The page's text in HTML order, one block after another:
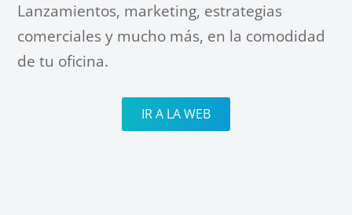
Lanzamientos, marketing, estrategias
comerciales y mucho más, en la comodidad
de tu oficina.
IR A LA WEB